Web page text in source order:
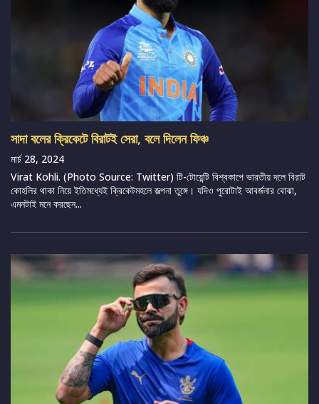
সাদা বলের ক্রিকেটে বিরাটই সেরা, বলে দিলেন ফিঞ্চ
মার্চ 28, 2024
Virat Kohli. (Photo Source: Twitter) টি-টোয়েন্টি বিশ্বকাপে ভারতীয় দলে বিরাট
কোহলির থাকা নিয়ে ইতিমধ্যেই ক্রিকেটমহলে জল্পনা তুঙ্গে। যদিও পুরোটাই আবর্জনার বোঝা,
এমনটাই মনে করছেন...